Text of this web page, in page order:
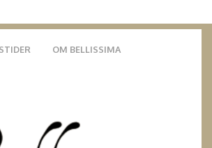
OM BELLISSIMA